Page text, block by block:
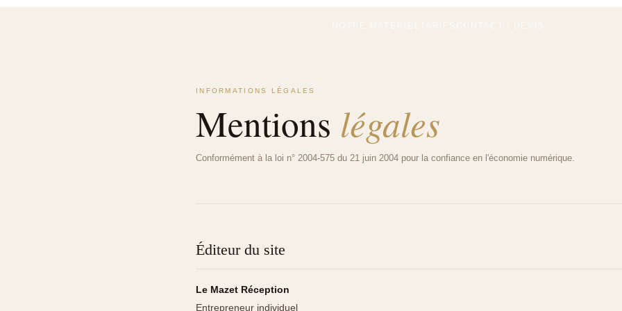
INFORMATIONS LÉGALES
Mentions légales
Conformément à la loi n° 2004-575 du 21 juin 2004 pour la confiance en l'économie numérique.
Éditeur du site
Le Mazet Réception
Entrepreneur individuel